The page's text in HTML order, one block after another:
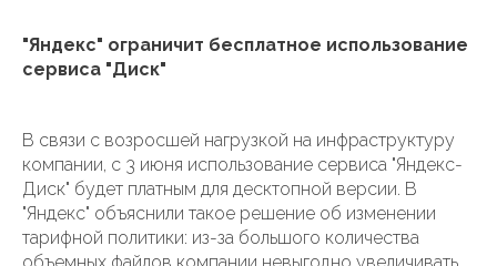
"Яндекс" ограничит бесплатное использование
сервиса "Диск"
В связи с возросшей нагрузкой на инфраструктуру
компании, с 3 июня использование сервиса "Яндекс-
Диск" будет платным для десктопной версии. В
"Яндекс" объяснили такое решение об изменении
тарифной политики: из-за большого количества